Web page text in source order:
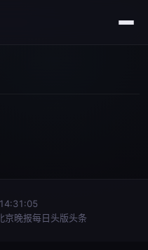
京晚报每日头版头条